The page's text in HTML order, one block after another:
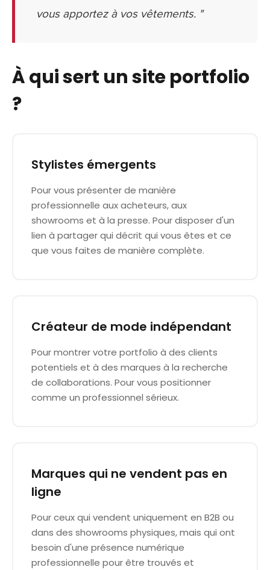
vous apportez à vos vêtements. "
À qui sert un site portfolio
?
Stylistes émergents
Pour vous présenter de manière
professionnelle aux acheteurs, aux
showrooms et à la presse. Pour disposer d'un
lien à partager qui décrit qui vous êtes et ce
que vous faites de manière complète.
Créateur de mode indépendant
Pour montrer votre portfolio à des clients
potentiels et à des marques à la recherche
de collaborations. Pour vous positionner
comme un professionnel sérieux.
Marques qui ne vendent pas en
ligne
Pour ceux qui vendent uniquement en B2B ou
dans des showrooms physiques, mais qui ont
besoin d'une présence numérique
professionnelle pour être trouvés et